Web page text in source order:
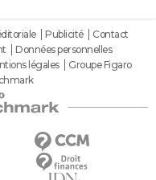
Publicité
Contact
Données personnelles
légales
Groupe Figaro